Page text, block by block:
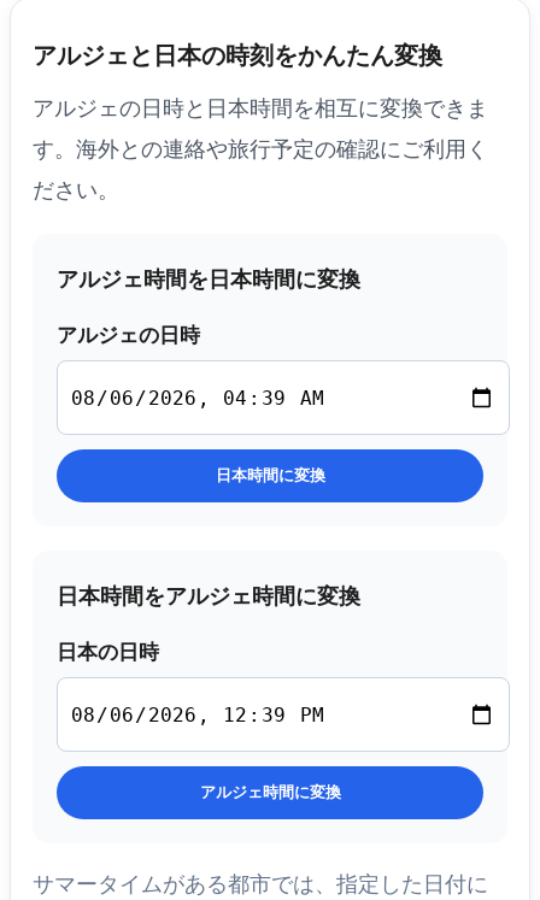
アルジェと日本の時刻をかんたん変換
アルジェの日時と日本時間を相互に変換できま
す。海外との連絡や旅行予定の確認にご利用く
ださい。
アルジェ時間を日本時間に変換
アルジェの日時
日本時間に変換
日本時間をアルジェ時間に変換
日本の日時
アルジェ時間に変換
サマータイムがある都市では、指定した日付に